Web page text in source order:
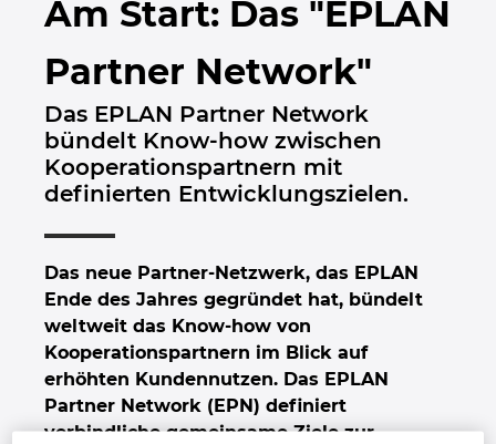
Am Start: Das "EPLAN
Partner Network"
Das EPLAN Partner Network
bündelt Know-how zwischen
Kooperationspartnern mit
definierten Entwicklungszielen.
Das neue Partner-Netzwerk, das EPLAN
Ende des Jahres gegründet hat, bündelt
weltweit das Know-how von
Kooperationspartnern im Blick auf
erhöhten Kundennutzen. Das EPLAN
Partner Network (EPN) definiert
verbindliche gemeinsame Ziele zur
EPLAN Education for Classrooms
EPLAN Education für Studierende
Bulgarien
Chile
China
China Taiwan
Dänemark
Deutschland
Finnland
Frankreich
Wählen Sie Ihre Sprache:
Deutsch
—